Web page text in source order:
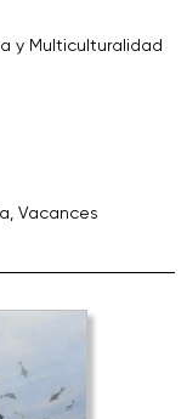
y Multiculturalidad
Vacances